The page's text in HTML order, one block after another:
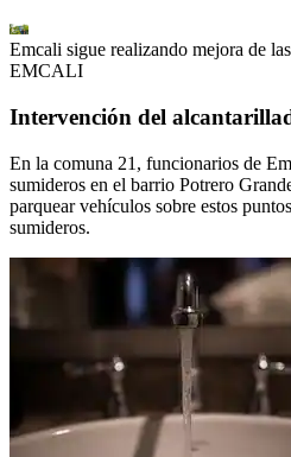
Emcali sigue realizando mejora de
EMCALI
Intervención del
En la comuna 21, funcionarios de
sumideros en el barrio Potrero
parquear vehículos sobre estos
sumideros.